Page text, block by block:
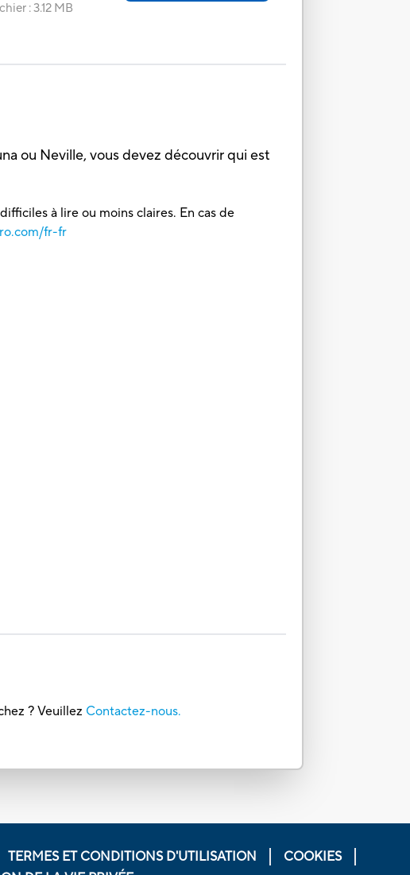
:3.12 MB
ou Neville, vous devez découvrir qui est
à lire ou moins claires. En cas de
fr-fr
? Veuillez Contactez-nous.
TERMES ET CONDITIONS D'UTILISATION
COOKIES